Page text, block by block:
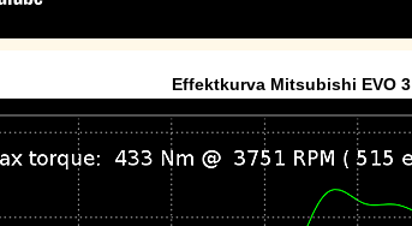
Effektkurva Mitsubishi EVO 3